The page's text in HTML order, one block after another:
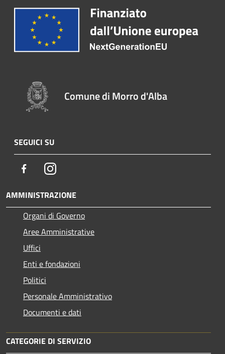
Comune di Morro d'Alba
SEGUICI SU
FacebookInstagram
AMMINISTRAZIONE
Organi di Governo
Aree Amministrative
Uffici
Enti e fondazioni
Politici
Personale Amministrativo
Documenti e dati
CATEGORIE DI SERVIZIO